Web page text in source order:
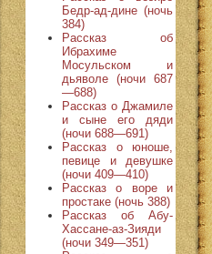
Бедр-ад-дине (ночь
384)
Рассказ об
Ибрахиме
Мосульском и
дьяволе (ночи 687
—688)
Рассказ о Джамиле
и сыне его дяди
(ночи 688—691)
Рассказ о юноше,
певице и девушке
(ночи 409—410)
Рассказ о воре и
простаке (ночь 388)
Рассказ об Абу-
Хассане-аз-Зияди
(ночи 349—351)